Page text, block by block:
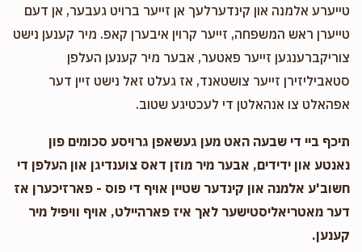
טייערע אלמנה און קינדערלעך אן זייער ברויט געבער, אן דעם
טייערן ראש המשפחה, זייער קרוין איבערן קאפ. מיר קענען נישט
צוריקברענגען זייער פאטער, אבער מיר קענען העלפן
סטאביליזירן זייער צושטאנד, אז געלט זאל נישט זיין דער
אפהאלט צו אנהאלטן די לעכטיגע שטוב.
תיכף ביי די שבעה האט מען געשאפן גרויסע סכומים פון
נאנטע און ידידים, אבער מיר מוזן דאס צוענדיגן און העלפן די
חשוב'ע אלמנה און קינדער שטיין אויף די פוס - פארזיכערן אז
דער מאטריאליסטישער לאך איז פארהיילט, אויף וויפיל מיר
קענען.